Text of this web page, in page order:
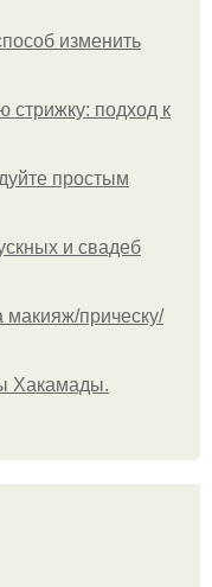
изменить
стрижку: подход к
простым
и свадеб
прическу/
Хакамады.